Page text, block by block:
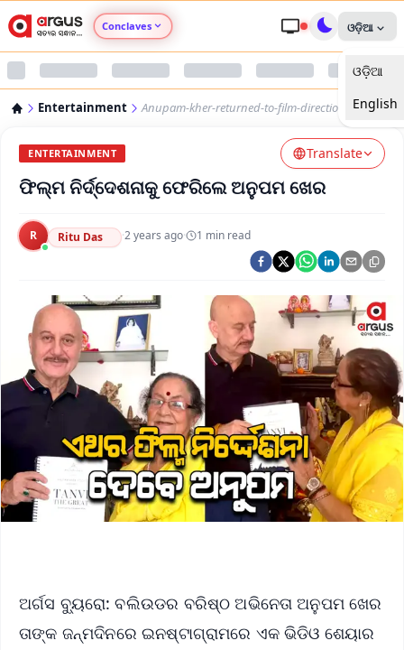
Conclaves
Argus Nari Shakti
Argus Swaad Odisha
Argus Chalo Dekhein Apna Desh
ଓଡ଼ିଆ
ଓଡ଼ିଆ
English
Entertainment Anupam-kher-returned-to-film-direction
ENTERTAINMENT Translate
ଫିଲ୍ମ ନିର୍ଦ୍ଦେଶନାକୁ ଫେରିଲେ ଅନୁପମ ଖେର
R Ritu Das ·2 years ago· 1 min read
ଅର୍ଗସ ବ୍ୟୁରୋ: ବଲିଉଡର ବରିଷ୍ଠ ଅଭିନେତା ଅନୁପମ ଖେର
ତାଙ୍କ ଜନ୍ମଦିନରେ ଇନଷ୍ଟାଗ୍ରାମରେ ଏକ ଭିଡିଓ ଶେୟାର